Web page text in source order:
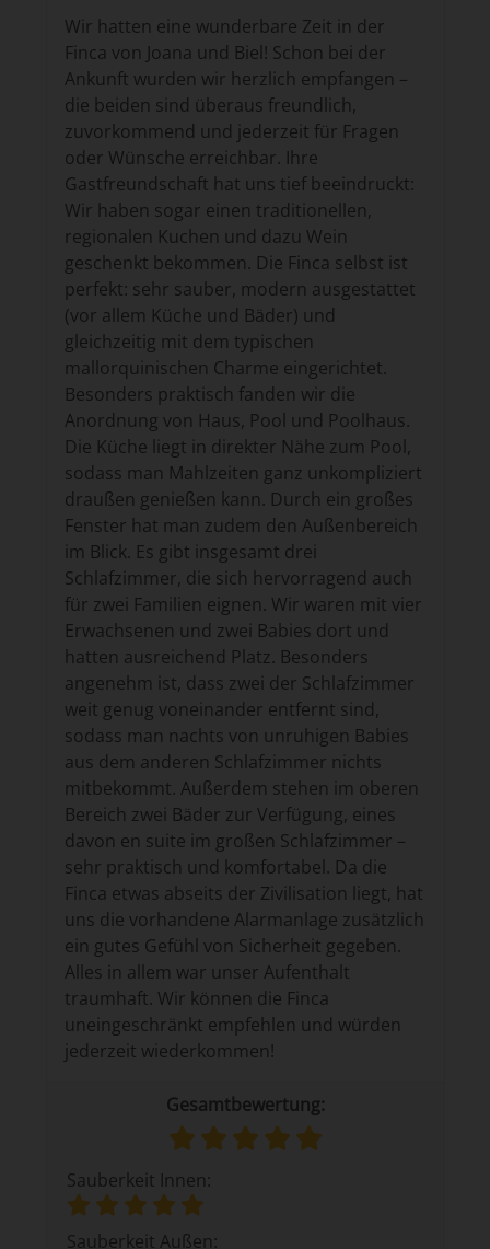
Wir hatten eine wunderbare Zeit in der
Finca von Joana und Biel! Schon bei der
Ankunft wurden wir herzlich empfangen –
die beiden sind überaus freundlich,
zuvorkommend und jederzeit für Fragen
oder Wünsche erreichbar. Ihre
Gastfreundschaft hat uns tief beeindruckt:
Wir haben sogar einen traditionellen,
regionalen Kuchen und dazu Wein
geschenkt bekommen. Die Finca selbst ist
perfekt: sehr sauber, modern ausgestattet
(vor allem Küche und Bäder) und
gleichzeitig mit dem typischen
mallorquinischen Charme eingerichtet.
Besonders praktisch fanden wir die
Anordnung von Haus, Pool und Poolhaus.
Die Küche liegt in direkter Nähe zum Pool,
sodass man Mahlzeiten ganz unkompliziert
draußen genießen kann. Durch ein großes
Fenster hat man zudem den Außenbereich
im Blick. Es gibt insgesamt drei
Schlafzimmer, die sich hervorragend auch
für zwei Familien eignen. Wir waren mit vier
Erwachsenen und zwei Babies dort und
hatten ausreichend Platz. Besonders
angenehm ist, dass zwei der Schlafzimmer
weit genug voneinander entfernt sind,
sodass man nachts von unruhigen Babies
aus dem anderen Schlafzimmer nichts
mitbekommt. Außerdem stehen im oberen
Bereich zwei Bäder zur Verfügung, eines
davon en suite im großen Schlafzimmer –
sehr praktisch und komfortabel. Da die
Finca etwas abseits der Zivilisation liegt, hat
uns die vorhandene Alarmanlage zusätzlich
ein gutes Gefühl von Sicherheit gegeben.
Alles in allem war unser Aufenthalt
traumhaft. Wir können die Finca
uneingeschränkt empfehlen und würden
jederzeit wiederkommen!
Gesamtbewertung:
Sauberkeit Innen:
Sauberkeit Außen: